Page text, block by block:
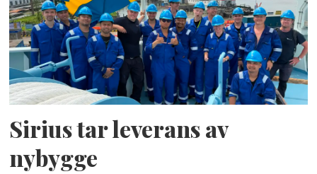
Sirius tar leverans av
nybygge